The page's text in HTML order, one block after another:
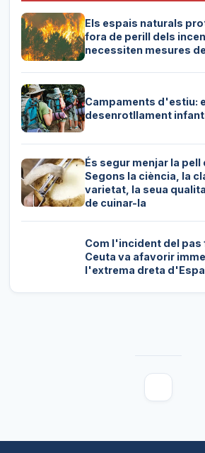
Els espais naturals
fora de perill dels
necessiten mesures
Campaments d'estiu:
desenrotllament
És segur menjar la pell
Segons la ciència, la
varietat, la seua
de cuinar-la
Com l'incident del pas
Ceuta va afavorir
l'extrema dreta